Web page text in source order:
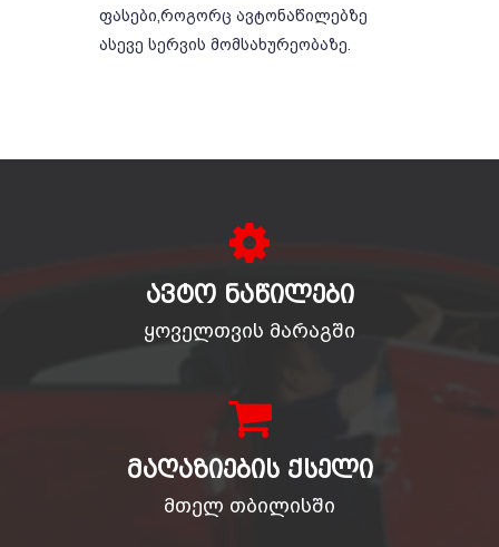
ფასები,როგორც ავტონაწილებზე
ასევე სერვის მომსახურეობაზე.
ᲐᲕᲢᲝ ᲜᲐᲬᲘᲚᲔᲑᲘ
ყოველთვის მარაგში
ᲛᲐᲦᲐᲖᲘᲔᲑᲘᲡ ᲥᲡᲔᲚᲘ
მთელ თბილისში